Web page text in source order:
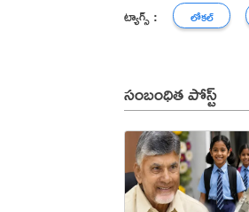
ట్యాగ్స్ : లోకల్
సంబంధిత పోస్ట్